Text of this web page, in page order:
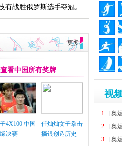
有战胜俄罗斯选手夺冠。
更多
看中国所有奖牌
4X100 中国
决赛
任灿灿女子拳击
摘银创造历史
视
1
[奥
2
[奥
3
[奥